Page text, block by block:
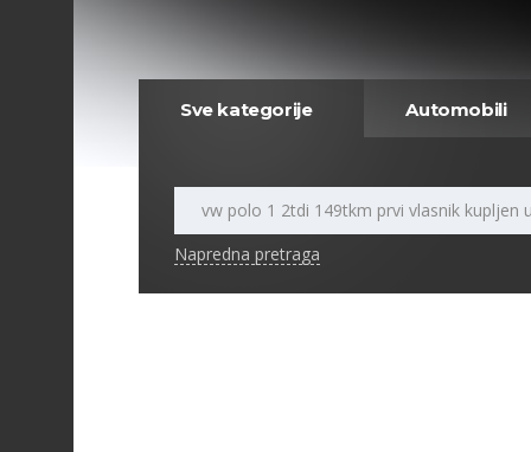
Sve kategorije Automobili
Napredna pretraga